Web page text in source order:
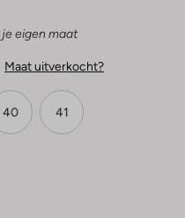
eigen maat
Maat uitverkocht?
40 41